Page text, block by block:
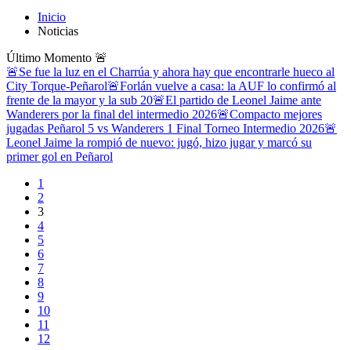
Inicio
Noticias
Último Momento 🚨
🚨Se fue la luz en el Charrúa y ahora hay que encontrarle hueco al
City Torque-Peñarol🚨Forlán vuelve a casa: la AUF lo confirmó al
frente de la mayor y la sub 20🚨El partido de Leonel Jaime ante
Wanderers por la final del intermedio 2026🚨Compacto mejores
jugadas Peñarol 5 vs Wanderers 1 Final Torneo Intermedio 2026🚨
Leonel Jaime la rompió de nuevo: jugó, hizo jugar y marcó su
primer gol en Peñarol
1
2
3
4
5
6
7
8
9
10
11
12